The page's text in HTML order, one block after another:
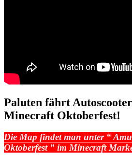
Paluten fährt
Minecraft Oktoberfest!
Die Map findet man unter “
Oktoberfest ” im Minecraft